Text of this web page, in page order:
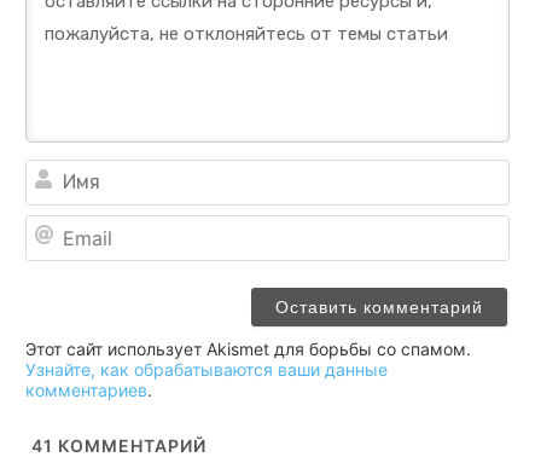
Этот сайт использует Akismet для борьбы со спамом.
Узнайте, как обрабатываются ваши данные
комментариев.
41 КОММЕНТАРИЙ